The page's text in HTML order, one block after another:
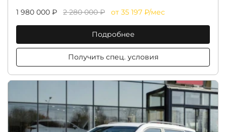
1 980 000 ₽ 2 280 000 ₽ от 35 197 ₽/мес
Подробнее
Получить спец. условия